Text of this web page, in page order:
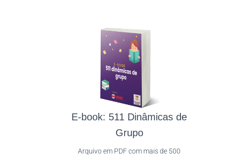
E-book: 511 Dinâmicas de
Grupo
Arquivo em PDF com mais de 500